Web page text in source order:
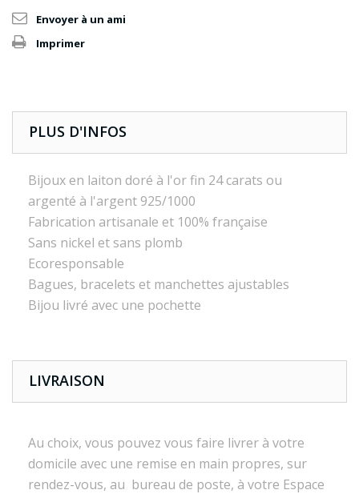
Envoyer à un ami
Imprimer
PLUS D'INFOS
Bijoux en laiton doré à l'or fin 24 carats ou
argenté à l'argent 925/1000
Fabrication artisanale et 100% française
Sans nickel et sans plomb
Ecoresponsable
Bagues, bracelets et manchettes ajustables
Bijou livré avec une pochette
LIVRAISON
Au choix, vous pouvez vous faire livrer à votre
domicile avec une remise en main propres, sur
rendez-vous, au bureau de poste, à votre Espace